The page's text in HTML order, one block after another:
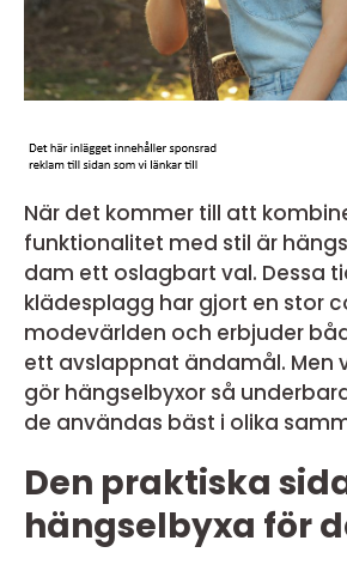
När det kommer till att
funktionalitet med stil är
dam ett oslagbart val. Dessa
klädesplagg har gjort en stor
modevärlden och erbjuder
ett avslappnat ändamål. Men
gör hängselbyxor så
de användas bäst i olika
Den praktiska
hängselbyxa för